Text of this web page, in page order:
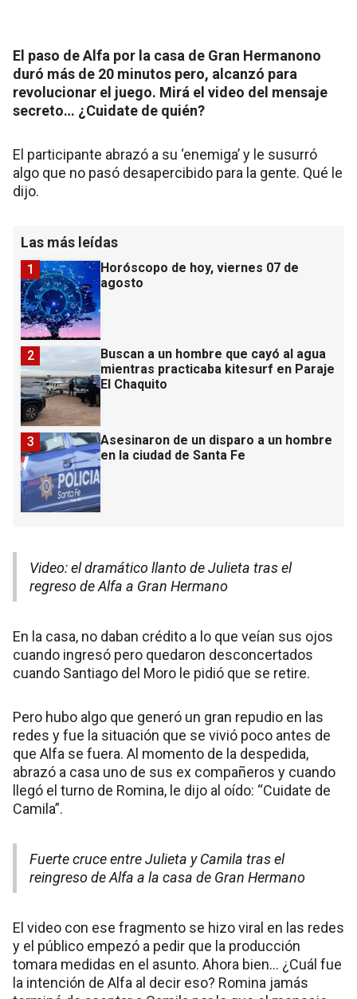
El paso de Alfa por la casa de Gran Hermanono
duró más de 20 minutos pero, alcanzó para
revolucionar el juego. Mirá el video del mensaje
secreto… ¿Cuidate de quién?
El participante abrazó a su ‘enemiga’ y le susurró
algo que no pasó desapercibido para la gente. Qué le
dijo.
Las más leídas
Horóscopo de hoy, viernes 07 de
agosto
1
Buscan a un hombre que cayó al agua
mientras practicaba kitesurf en Paraje
El Chaquito
2
Asesinaron de un disparo a un hombre
en la ciudad de Santa Fe
3
Video: el dramático llanto de Julieta tras el
regreso de Alfa a Gran Hermano
En la casa, no daban crédito a lo que veían sus ojos
cuando ingresó pero quedaron desconcertados
cuando Santiago del Moro le pidió que se retire.
Pero hubo algo que generó un gran repudio en las
redes y fue la situación que se vivió poco antes de
que Alfa se fuera. Al momento de la despedida,
abrazó a casa uno de sus ex compañeros y cuando
llegó el turno de Romina, le dijo al oído: “Cuidate de
Camila”.
Fuerte cruce entre Julieta y Camila tras el
reingreso de Alfa a la casa de Gran Hermano
El video con ese fragmento se hizo viral en las redes
y el público empezó a pedir que la producción
tomara medidas en el asunto. Ahora bien… ¿Cuál fue
la intención de Alfa al decir eso? Romina jamás